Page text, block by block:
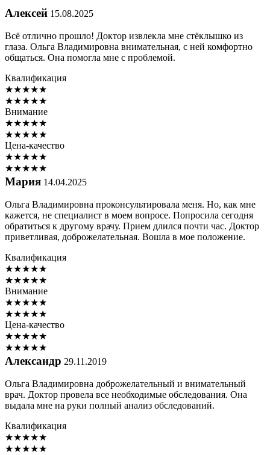
Алексей 15.08.2025
Всё отлично прошло! Доктор извлекла мне стёклышко из
глаза. Ольга Владимировна внимательная, с ней комфортно
общаться. Она помогла мне с проблемой.
Квалификация
★★★★★
★★★★★
Внимание
★★★★★
★★★★★
Цена-качество
★★★★★
★★★★★
Мария 14.04.2025
Ольга Владимировна проконсультировала меня. Но, как мне
кажется, не специалист в моем вопросе. Попросила сегодня
обратиться к другому врачу. Прием длился почти час. Доктор
приветливая, доброжелательная. Вошла в мое положение.
Квалификация
★★★★★
★★★★★
Внимание
★★★★★
★★★★★
Цена-качество
★★★★★
★★★★★
Александр 29.11.2019
Ольга Владимировна доброжелательный и внимательный
врач. Доктор провела все необходимые обследования. Она
выдала мне на руки полный анализ обследований.
Квалификация
★★★★★
★★★★★